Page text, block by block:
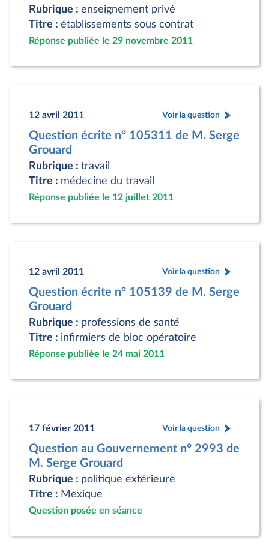
Rubrique : enseignement privé
Titre : établissements sous contrat
Réponse publiée le 29 novembre 2011
12 avril 2011 Voir la question
Question écrite n° 105311 de M. Serge
Grouard
Rubrique : travail
Titre : médecine du travail
Réponse publiée le 12 juillet 2011
12 avril 2011 Voir la question
Question écrite n° 105139 de M. Serge
Grouard
Rubrique : professions de santé
Titre : infirmiers de bloc opératoire
Réponse publiée le 24 mai 2011
17 février 2011 Voir la question
Question au Gouvernement n° 2993 de
M. Serge Grouard
Rubrique : politique extérieure
Titre : Mexique
Question posée en séance